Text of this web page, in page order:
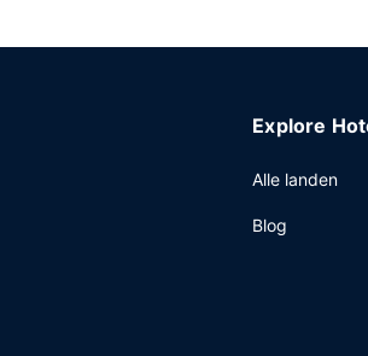
Explore
Alle landen
Blog